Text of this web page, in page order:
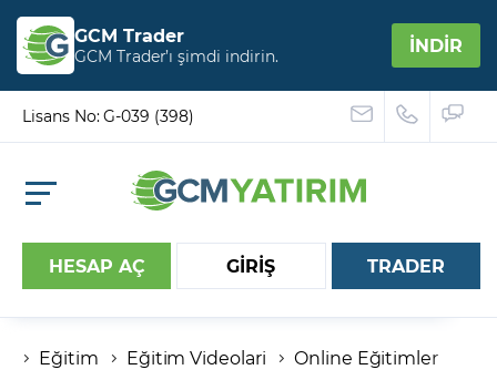
GCM Trader
GCM Trader’ı şimdi indirin. İNDİR
Lisans No: G-039 (398)
HESAP AÇ GİRİŞ
Hesap numaranız
TRADER
Eğitim Eğitim Videolari Online Eğitimler